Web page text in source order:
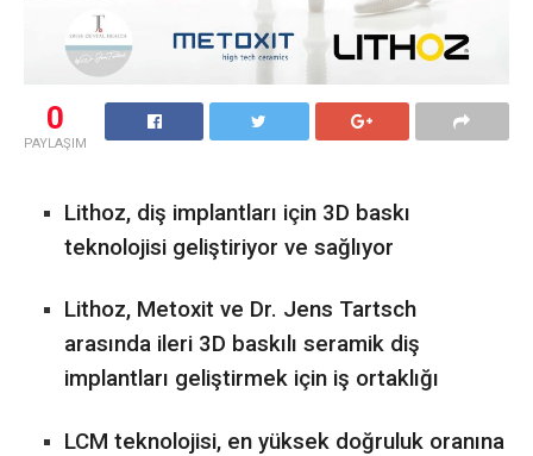
0
PAYLAŞIM
Lithoz, diş implantları için 3D baskı
teknolojisi geliştiriyor ve sağlıyor
Lithoz, Metoxit ve Dr. Jens Tartsch
arasında ileri 3D baskılı seramik diş
implantları geliştirmek için iş ortaklığı
LCM teknolojisi, en yüksek doğruluk oranına